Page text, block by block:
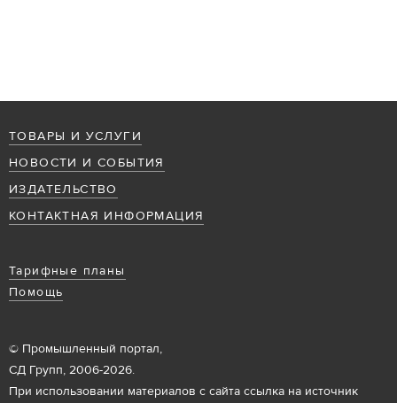
ТОВАРЫ И УСЛУГИ
НОВОСТИ И СОБЫТИЯ
ИЗДАТЕЛЬСТВО
КОНТАКТНАЯ ИНФОРМАЦИЯ
Тарифные планы
Помощь
© Промышленный портал,
СД Групп, 2006-2026.
При использовании материалов с сайта ссылка на источник